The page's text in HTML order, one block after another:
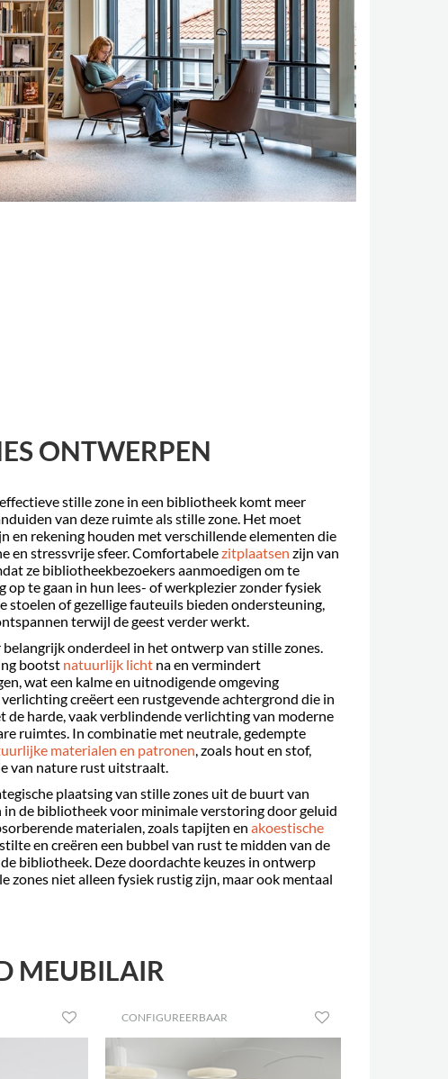
ONTWERPEN
stille zone in een bibliotheek komt meer
van deze ruimte als stille zone. Het moet
en rekening houden met verschillende elementen die
en stressvrije sfeer. Comfortabelezitplaatsen zijn van
ze bibliotheekbezoekers aanmoedigen om te
op te gaan in hun lees- of werkplezier zonder fysiek
stoelen of gezellige fauteuils bieden ondersteuning,
terwijl de geest verder werkt.
onderdeel in het ontwerp van stille zones.
bootst natuurlijk licht na en vermindert
wat een kalme en uitnodigende omgeving
creëert een rustgevende achtergrond die in
de harde, vaak verblindende verlichting van moderne
ruimtes. In combinatie met neutrale, gedempte
materialen en patronen, zoals hout en stof,
van nature rust uitstraalt.
plaatsing van stille zones uit de buurt van
de bibliotheek voor minimale verstoring door geluid
materialen, zoals tapijten en akoestische
en creëren een bubbel van rust te midden van de
bibliotheek. Deze doordachte keuzes in ontwerp
zones niet alleen fysiek rustig zijn, maar ook mentaal
MEUBILAIR
CONFIGUREERBAAR